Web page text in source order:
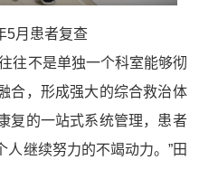
5月患者复查
往不是单独一个科室能够彻
合，形成强大的综合救治体
复的一站式系统管理，患者
继续努力的不竭动力。”田